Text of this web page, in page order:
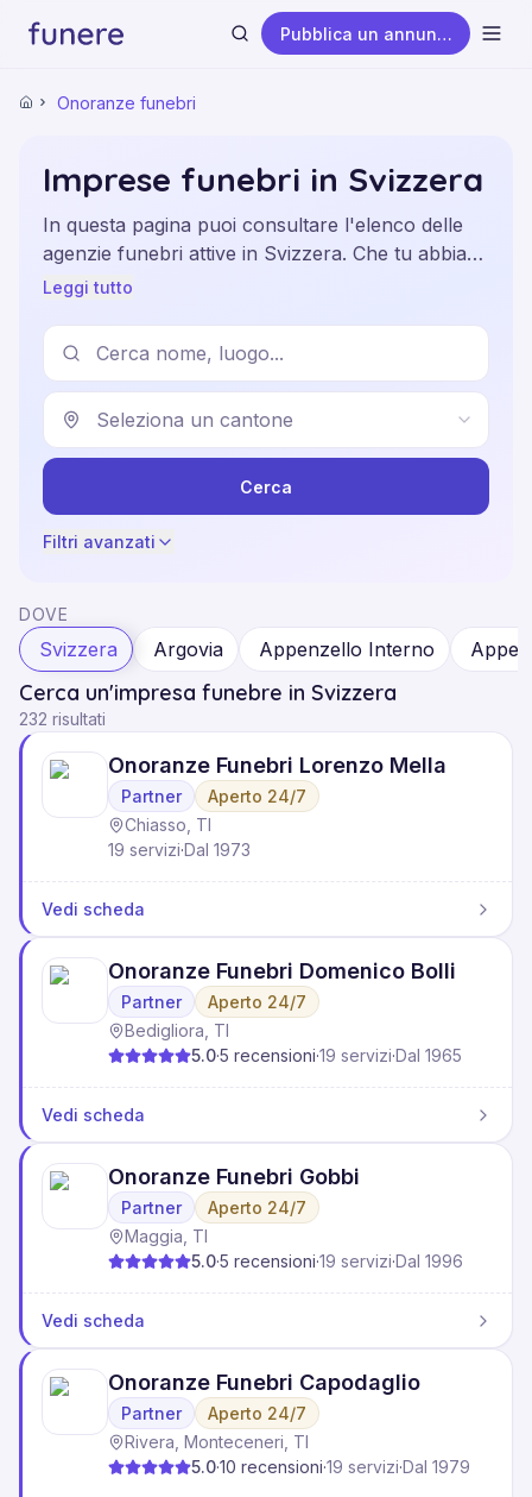
Pubblica un annuncio Apri
Cerca
Home
Onoranze funebri
Imprese funebri in Svizzera
In questa pagina puoi consultare l'elenco delle
agenzie funebri attive in Svizzera. Che tu abbia
bisogno di un servizio di sepoltura, cremazione,
della salma o assistenza nelle pratiche
burocratiche, puoi trovare un'agenzia funebre
per cantone o per città. Ogni scheda contiene
indirizzo, contatti e servizi offerti, per aiutare le
famiglie a scegliere con serenità.
Leggi tutto
Seleziona un cantone
Cerca
Filtri avanzati
DOVE
Svizzera Argovia Appenzello Interno
Cerca un'impresa funebre in Svizzera
232 risultati
Onoranze Funebri Lorenzo Mella
Partner
Aperto 24/7
Chiasso, TI
19 servizi·Dal 1973
Vedi scheda
Onoranze Funebri Domenico Bolli
Partner
Aperto 24/7
Bedigliora, TI
5.0·5 recensioni·19 servizi·Dal 1965
Vedi scheda
Onoranze Funebri Gobbi
Partner
Aperto 24/7
Maggia, TI
5.0·5 recensioni·19 servizi·Dal 1996
Vedi scheda
Onoranze Funebri Capodaglio
Partner
Aperto 24/7
Rivera, Monteceneri, TI
5.0·10 recensioni·19 servizi·Dal 1979